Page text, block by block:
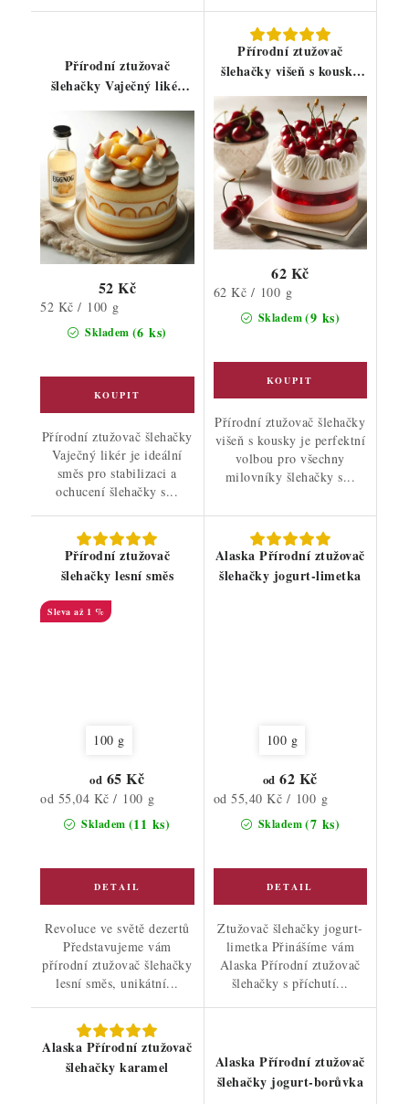
Přírodní ztužovač
šlehačky Vaječný likér
Skladem (6 ks)
52 Kč
Měrná
52 Kč / 100 g
Přírodní ztužovač šlehačky
Vaječný likér je ideální
směs pro stabilizaci a
ochucení šlehačky s...
Přírodní ztužovač
šlehačky višeň s kousky
Skladem(9 ks)
62 Kč
Měrná
62 Kč / 100 g
Přírodní ztužovač šlehačky
višeň s kousky je perfektní
volbou pro všechny
milovníky šlehačky s...
Přírodní ztužovač
šlehačky lesní směs
až 1 %
100 g
Skladem (11 ks)
od 65 Kč
Měrná
cena:
od 55,04 Kč / 100 g
Revoluce ve světě dezertů
Představujeme vám
přírodní ztužovač šlehačky
lesní směs, unikátní...
Alaska Přírodní ztužovač
šlehačky jogurt-limetka
100 g
Skladem(7 ks)
od 62 Kč
Měrná
od 55,40 Kč / 100 g
Ztužovač šlehačky jogurt-
limetka Přinášíme vám
Alaska Přírodní ztužovač
šlehačky s příchutí...
Alaska Přírodní ztužovač
šlehačky karamel
Alaska Přírodní ztužovač
šlehačky jogurt-borůvka